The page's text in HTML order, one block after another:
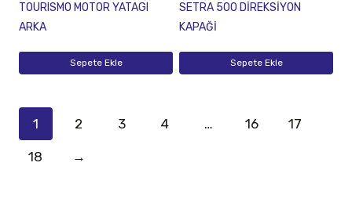
TOURISMO MOTOR YATAGI
ARKA
Sepete Ekle
SETRA 500 DİREKSİYON
KAPAĞİ
Sepete Ekle
1 2 3 4 … 16 17
18 →